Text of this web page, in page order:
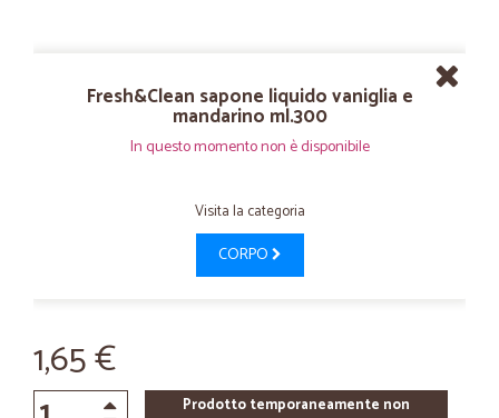
Fresh&Clean sapone liquido vaniglia e
mandarino ml.300
In questo momento non è disponibile
Visita la categoria
CORPO
1,65 €
Prodotto temporaneamente non